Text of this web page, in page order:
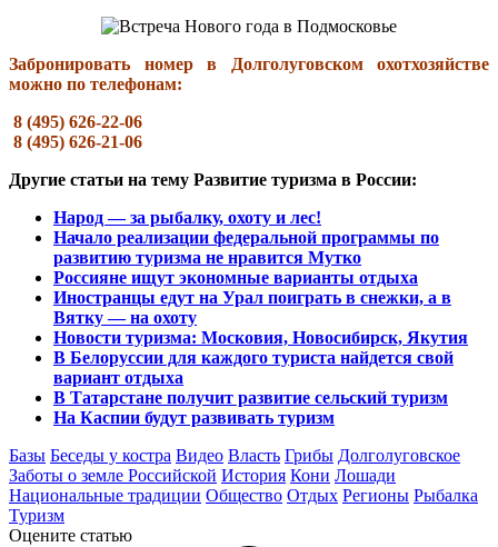
Забронировать номер в Долголуговском охотхозяйстве
можно по телефонам:
8 (495) 626-22-06
8 (495) 626-21-06
Другие статьи на тему Развитие туризма в России:
Народ — за рыбалку, охоту и лес!
Начало реализации федеральной программы по
развитию туризма не нравится Мутко
Россияне ищут экономные варианты отдыха
Иностранцы едут на Урал поиграть в снежки, а в
Вятку — на охоту
Новости туризма: Московия, Новосибирск, Якутия
В Белоруссии для каждого туриста найдется свой
вариант отдыха
В Татарстане получит развитие сельский туризм
На Каспии будут развивать туризм
Базы Беседы у костра Видео Власть Грибы Долголуговское
Заботы о земле Российской История Кони Лошади
Национальные традиции Общество Отдых Регионы Рыбалка
Туризм
Оцените статью